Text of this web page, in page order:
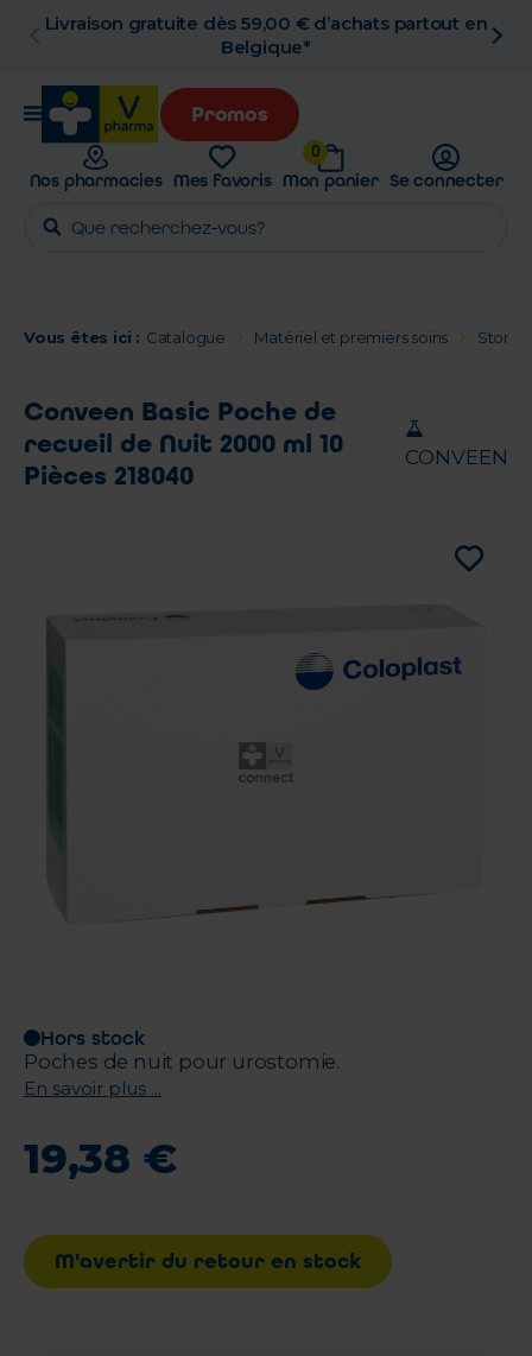
Livraison gratuite dès 59,00 € d’achats partout en
Belgique*
Promos
Nos pharmacies Mes favoris
0
Mon panier Se connecter
Vous êtes ici : Catalogue Matériel et premiers soins Stomie
Conveen Basic Poche de
recueil de Nuit 2000 ml 10
Pièces 218040
CONVEEN
Hors stock
Poches de nuit pour urostomie.
En savoir plus ...
19,38 €
M'avertir du retour en stock